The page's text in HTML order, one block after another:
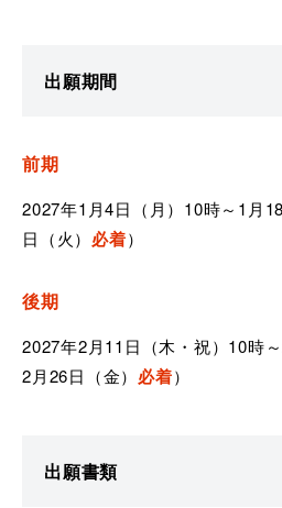
出願期間
前期
2027年1月4日（月）10時～1月
日（火） 必着）
後期
2027年2月11日（木・祝）10時
2月26日（金） 必着）
出願書類